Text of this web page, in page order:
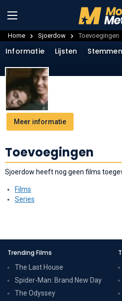
Home Sjoerdow Toevoegingen
Meer informatie
Informatie Lijsten Stemmen
Toevoegingen
Sjoerdow heeft nog geen films
Films
Series
Trending Films
The Last House
Spider-Man: Brand New Day
The Odyssey